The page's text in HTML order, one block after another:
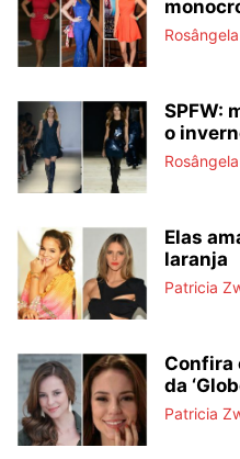
SPFW:
o
Elas
laranja
Patricia
Confira
da
Patricia